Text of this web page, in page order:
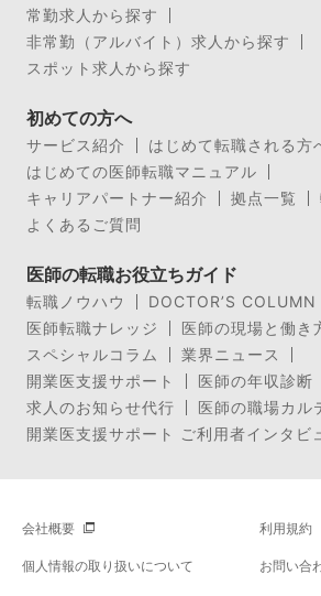
常勤求人から探す
非常勤（アルバイト）求人から探す
スポット求人から探す
初めての方へ
サービス紹介
はじめて転職される方
はじめての医師転職マニュアル
キャリアパートナー紹介
拠点一覧
よくあるご質問
医師の転職お役立ちガイド
転職ノウハウ
DOCTOR’S COLUMN
医師転職ナレッジ
医師の現場と働き
スペシャルコラム
業界ニュース
開業医支援サポート
医師の年収診断
求人のお知らせ代行
医師の職場カル
開業医支援サポート ご利用者インタビ
会社概要 利用規約
個人情報の取り扱いについて お問い合